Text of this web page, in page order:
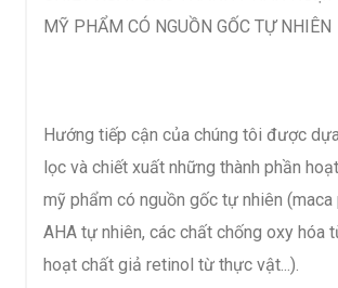
MỸ PHẨM CÓ NGUỒN GỐC TỰ NHIÊN
Hướng tiếp cận của chúng tôi được
lọc và chiết xuất những thành phần
mỹ phẩm có nguồn gốc tự nhiên
AHA tự nhiên, các chất chống oxy hóa
hoạt chất giả retinol từ thực vật...).